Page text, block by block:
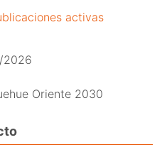
activas
2026
Oriente 2030